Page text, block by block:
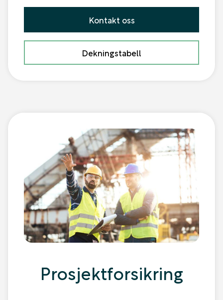
Kontakt oss
Dekningstabell
Prosjektforsikring